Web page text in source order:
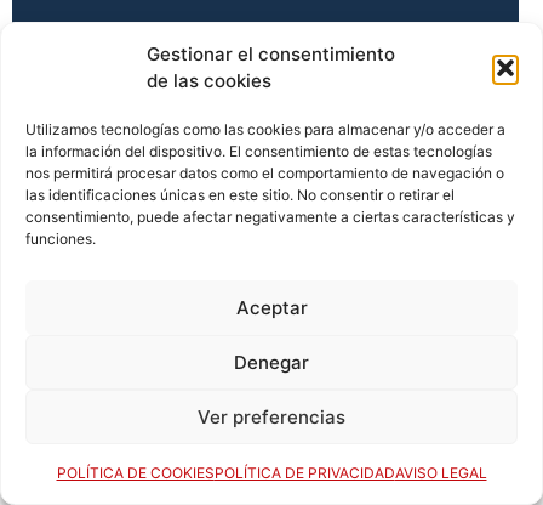
Gestionar el consentimiento
de las cookies
Utilizamos tecnologías como las cookies para almacenar y/o acceder a
la información del dispositivo. El consentimiento de estas tecnologías
nos permitirá procesar datos como el comportamiento de navegación o
las identificaciones únicas en este sitio. No consentir o retirar el
consentimiento, puede afectar negativamente a ciertas características y
funciones.
Aceptar
Denegar
Ver preferencias
POLÍTICA DE COOKIESPOLÍTICA DE PRIVACIDADAVISO LEGAL
TEMPORADA 2009-10
TEMPORADA 2009-10